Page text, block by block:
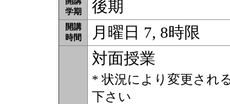
学期
後期
開講
時間
月曜日 7, 8時限
対面授業
* 状況により変更され
下さい